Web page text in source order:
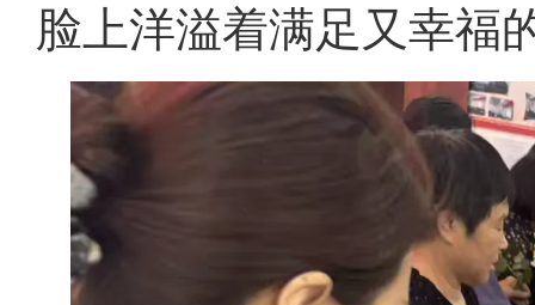
脸上洋溢着满足又幸福